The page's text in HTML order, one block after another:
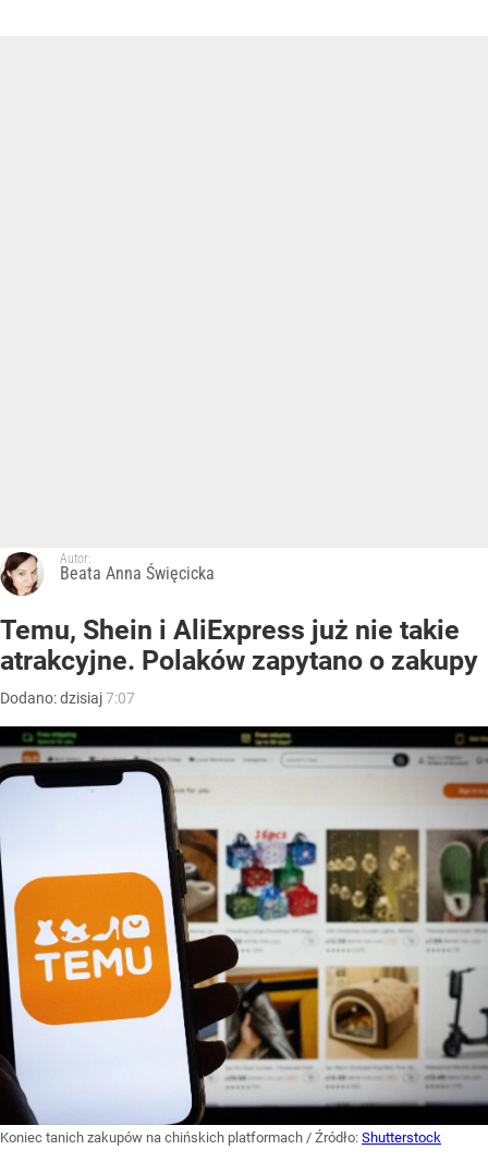
Autor:
Beata Anna Święcicka
Temu, Shein i AliExpress już nie takie
atrakcyjne. Polaków zapytano o zakupy
Dodano:dzisiaj7:07
Koniec tanich zakupów na chińskich platformach / Źródło: Shutterstock